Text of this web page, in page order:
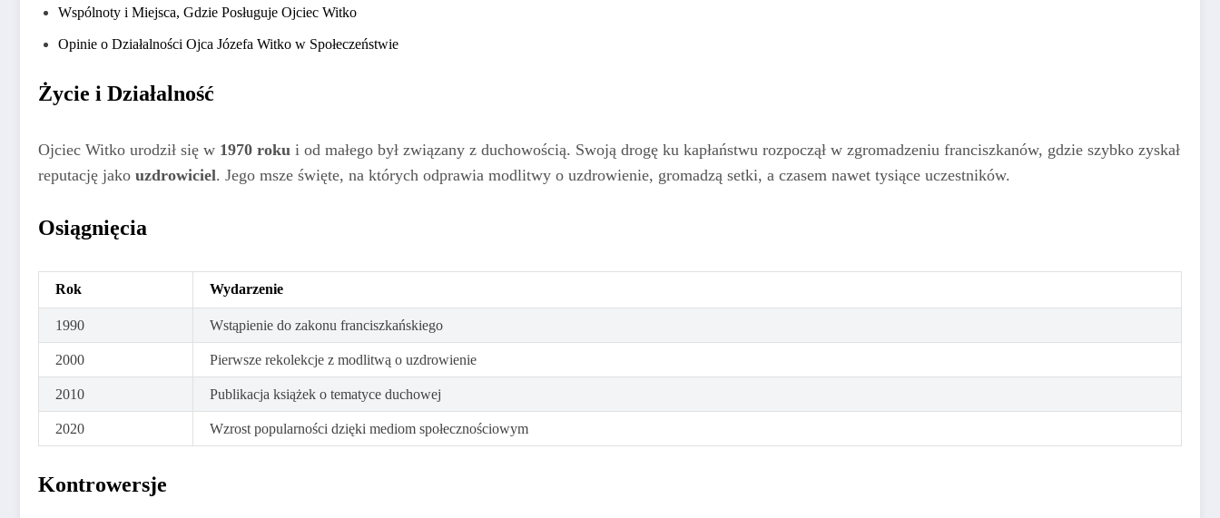
Wspólnoty i Miejsca, Gdzie Posługuje Ojciec Witko
Opinie o Działalności Ojca Józefa Witko w Społeczeństwie
Życie i Działalność
Ojciec Witko urodził się w 1970 roku i od małego był związany z duchowością. Swoją drogę ku kapłaństwu rozpoczął w zgromadzeniu franciszkanów, gdzie szybko zyskał
reputację jako uzdrowiciel. Jego msze święte, na których odprawia modlitwy o uzdrowienie, gromadzą setki, a czasem nawet tysiące uczestników.
Osiągnięcia
Rok Wydarzenie
1990 Wstąpienie do zakonu franciszkańskiego
2000 Pierwsze rekolekcje z modlitwą o uzdrowienie
2010 Publikacja książek o tematyce duchowej
2020 Wzrost popularności dzięki mediom społecznościowym
Kontrowersje